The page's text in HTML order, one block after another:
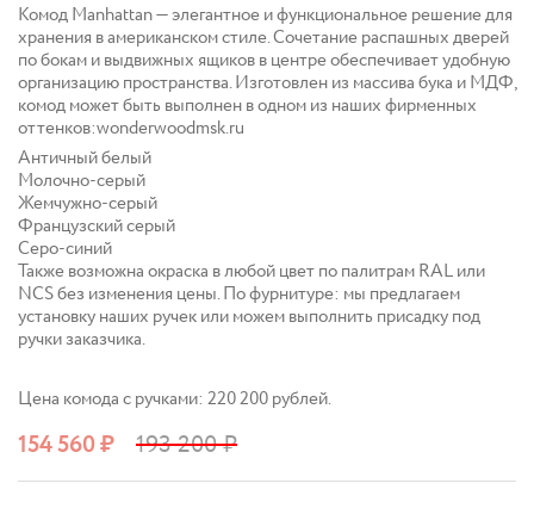
Комод Manhattan — элегантное и функциональное решение для
хранения в американском стиле. Сочетание распашных дверей
по бокам и выдвижных ящиков в центре обеспечивает удобную
организацию пространства. Изготовлен из массива бука и МДФ,
комод может быть выполнен в одном из наших фирменных
оттенков:wonderwoodmsk.ru
Античный белый
Молочно-серый
Жемчужно-серый
Французский серый
Серо-синий
Также возможна окраска в любой цвет по палитрам RAL или
NCS без изменения цены. По фурнитуре: мы предлагаем
установку наших ручек или можем выполнить присадку под
ручки заказчика.
Цена комода с ручками: 220 200 рублей.
154 560₽ 193 200₽